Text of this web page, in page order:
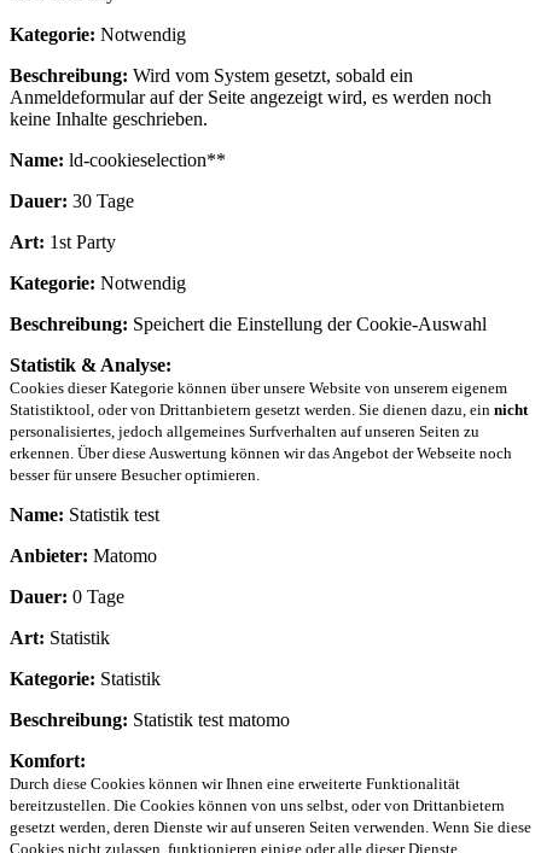
Kategorie: Notwendig
Beschreibung: Wird vom System gesetzt, sobald ein
Anmeldeformular auf der Seite angezeigt wird, es werden noch
keine Inhalte geschrieben.
Name: ld-cookieselection**
Dauer: 30 Tage
Art: 1st Party
Kategorie: Notwendig
Beschreibung: Speichert die Einstellung der Cookie-Auswahl
Statistik & Analyse:
Cookies dieser Kategorie können über unsere Website von unserem eigenem
Statistiktool, oder von Drittanbietern gesetzt werden. Sie dienen dazu, ein nicht
personalisiertes, jedoch allgemeines Surfverhalten auf unseren Seiten zu
erkennen. Über diese Auswertung können wir das Angebot der Webseite noch
besser für unsere Besucher optimieren.
Name: Statistik test
Anbieter: Matomo
Dauer: 0 Tage
Art: Statistik
Kategorie: Statistik
Beschreibung: Statistik test matomo
Komfort:
Durch diese Cookies können wir Ihnen eine erweiterte Funktionalität
bereitzustellen. Die Cookies können von uns selbst, oder von Drittanbietern
gesetzt werden, deren Dienste wir auf unseren Seiten verwenden. Wenn Sie diese
Cookies nicht zulassen, funktionieren einige oder alle dieser Dienste